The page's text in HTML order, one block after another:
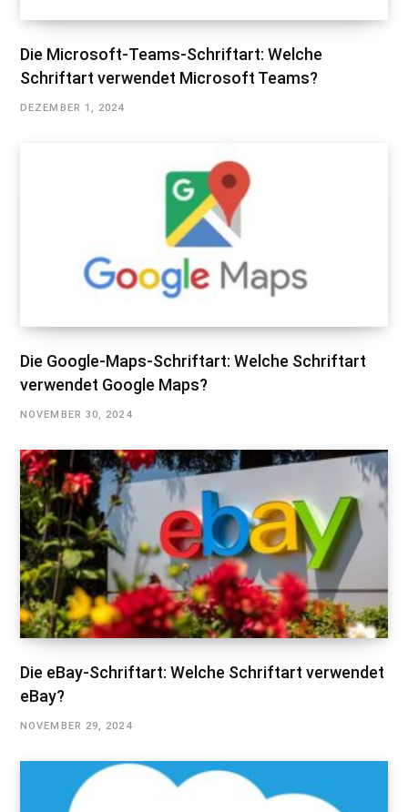
Die Microsoft-Teams-Schriftart: Welche
Schriftart verwendet Microsoft Teams?
DEZEMBER 1, 2024
Die Google-Maps-Schriftart: Welche Schriftart
verwendet Google Maps?
NOVEMBER 30, 2024
Die eBay-Schriftart: Welche Schriftart verwendet
eBay?
NOVEMBER 29, 2024